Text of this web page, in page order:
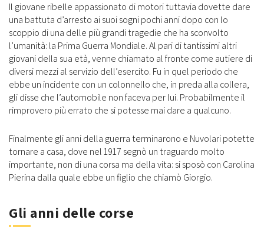
Il giovane ribelle appassionato di motori tuttavia dovette dare
una battuta d’arresto ai suoi sogni pochi anni dopo con lo
scoppio di una delle più grandi tragedie che ha sconvolto
l’umanità: la Prima Guerra Mondiale. Al pari di tantissimi altri
giovani della sua età, venne chiamato al fronte come autiere di
diversi mezzi al servizio dell’esercito. Fu in quel periodo che
ebbe un incidente con un colonnello che, in preda alla collera,
gli disse che l’automobile non faceva per lui. Probabilmente il
rimprovero più errato che si potesse mai dare a qualcuno.
Finalmente gli anni della guerra terminarono e Nuvolari potette
tornare a casa, dove nel 1917 segnò un traguardo molto
importante, non di una corsa ma della vita: si sposò con Carolina
Pierina dalla quale ebbe un figlio che chiamò Giorgio.
Gli anni delle corse